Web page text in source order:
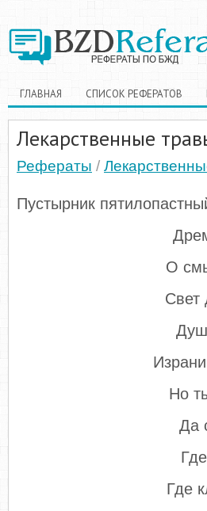
ГЛАВНАЯ СПИСОК РЕФЕРАТОВ
Лекарственные
Рефераты /
Пустырник
О
Свет
Но
Да
Где